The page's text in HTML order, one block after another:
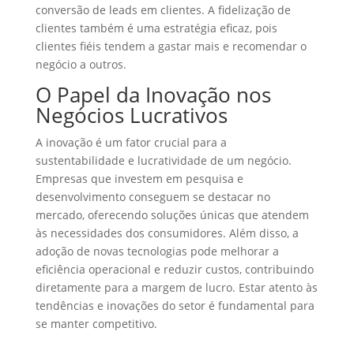
conversão de leads em clientes. A fidelização de
clientes também é uma estratégia eficaz, pois
clientes fiéis tendem a gastar mais e recomendar o
negócio a outros.
O Papel da Inovação nos
Negócios Lucrativos
A inovação é um fator crucial para a
sustentabilidade e lucratividade de um negócio.
Empresas que investem em pesquisa e
desenvolvimento conseguem se destacar no
mercado, oferecendo soluções únicas que atendem
às necessidades dos consumidores. Além disso, a
adoção de novas tecnologias pode melhorar a
eficiência operacional e reduzir custos, contribuindo
diretamente para a margem de lucro. Estar atento às
tendências e inovações do setor é fundamental para
se manter competitivo.